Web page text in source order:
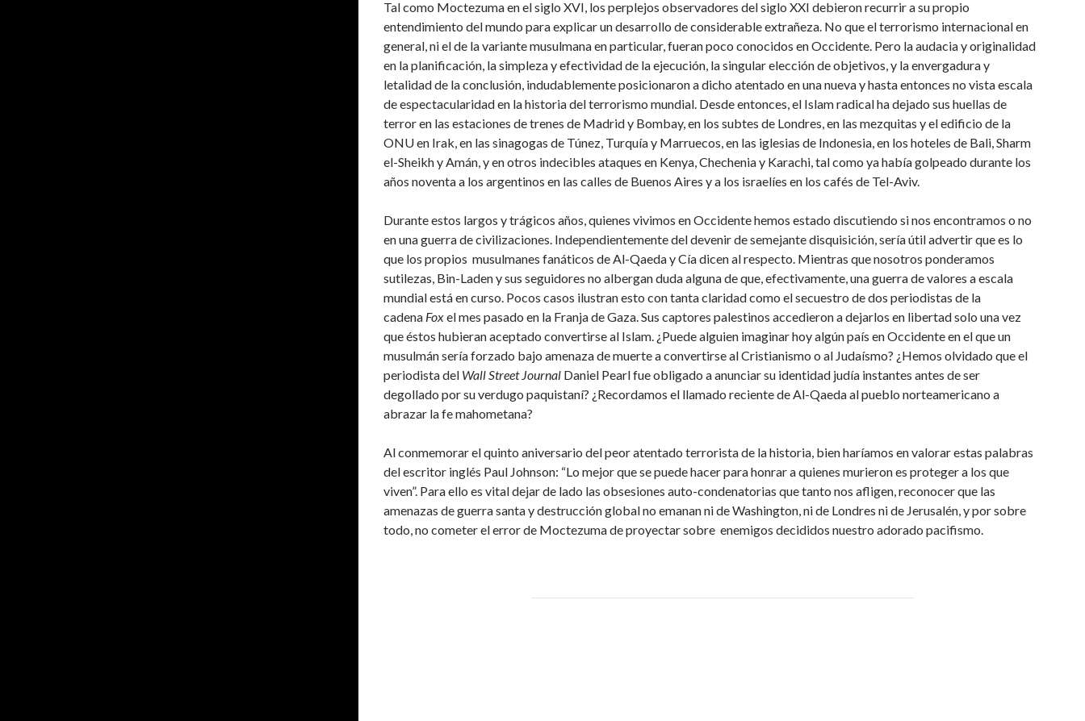
Tal como Moctezuma en el siglo XVI, los perplejos observadores del siglo XXI debieron recurrir a su propio
entendimiento del mundo para explicar un desarrollo de considerable extrañeza. No que el terrorismo internacional en
general, ni el de la variante musulmana en particular, fueran poco conocidos en Occidente. Pero la audacia y originalidad
en la planificación, la simpleza y efectividad de la ejecución, la singular elección de objetivos, y la envergadura y
letalidad de la conclusión, indudablemente posicionaron a dicho atentado en una nueva y hasta entonces no vista escala
de espectacularidad en la historia del terrorismo mundial. Desde entonces, el Islam radical ha dejado sus huellas de
terror en las estaciones de trenes de Madrid y Bombay, en los subtes de Londres, en las mezquitas y el edificio de la
ONU en Irak, en las sinagogas de Túnez, Turquía y Marruecos, en las iglesias de Indonesia, en los hoteles de Bali, Sharm
el-Sheikh y Amán, y en otros indecibles ataques en Kenya, Chechenia y Karachi, tal como ya había golpeado durante los
años noventa a los argentinos en las calles de Buenos Aires y a los israelíes en los cafés de Tel-Aviv.
Durante estos largos y trágicos años, quienes vivimos en Occidente hemos estado discutiendo si nos encontramos o no
en una guerra de civilizaciones. Independientemente del devenir de semejante disquisición, sería útil advertir que es lo
que los propios musulmanes fanáticos de Al-Qaeda y Cía dicen al respecto. Mientras que nosotros ponderamos
sutilezas, Bin-Laden y sus seguidores no albergan duda alguna de que, efectivamente, una guerra de valores a escala
mundial está en curso. Pocos casos ilustran esto con tanta claridad como el secuestro de dos periodistas de la
cadena Foxel mes pasado en la Franja de Gaza. Sus captores palestinos accedieron a dejarlos en libertad solo una vez
que éstos hubieran aceptado convertirse al Islam. ¿Puede alguien imaginar hoy algún país en Occidente en el que un
musulmán sería forzado bajo amenaza de muerte a convertirse al Cristianismo o al Judaísmo? ¿Hemos olvidado que el
periodista del Wall Street Journal Daniel Pearl fue obligado a anunciar su identidad judía instantes antes de ser
degollado por su verdugo paquistaní? ¿Recordamos el llamado reciente de Al-Qaeda al pueblo norteamericano a
abrazar la fe mahometana?
Al conmemorar el quinto aniversario del peor atentado terrorista de la historia, bien haríamos en valorar estas palabras
del escritor inglés Paul Johnson: “Lo mejor que se puede hacer para honrar a quienes murieron es proteger a los que
viven”. Para ello es vital dejar de lado las obsesiones auto-condenatorias que tanto nos afligen, reconocer que las
amenazas de guerra santa y destrucción global no emanan ni de Washington, ni de Londres ni de Jerusalén, y por sobre
todo, no cometer el error de Moctezuma de proyectar sobre enemigos decididos nuestro adorado pacifismo.